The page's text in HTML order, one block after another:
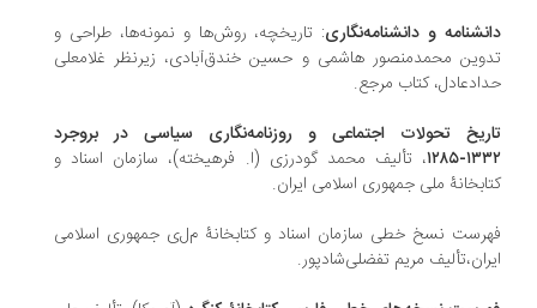
و دانشنامه‌نگاری: تاریخچه، روش‌ها و نمونه‌ها، طراحی و
محمدمنصور هاشمی و حسین خندق‌آبادی، زیرنظر غلامعلی
کتاب مرجع‏‫.
تحولات اجتماعی و روزنامه‌نگاری سیاسی در بروجرد
، تألیف محمد گودرزی (ا. فرهیخته)، سازمان اسناد و
ملی جمهوری اسلامی ایران.
نسخ خطی سازمان اسناد و کتابخانۀ م‌ل‌ی جمهوری اسلامی
مریم تفضلی‌شادپور.